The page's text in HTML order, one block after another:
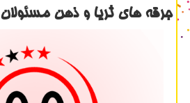
جرقه های ثریا و ذهن مسئولان